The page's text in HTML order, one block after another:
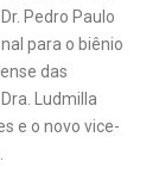
Pedro Paulo
para o biênio
das
Ludmilla
e o novo vice-